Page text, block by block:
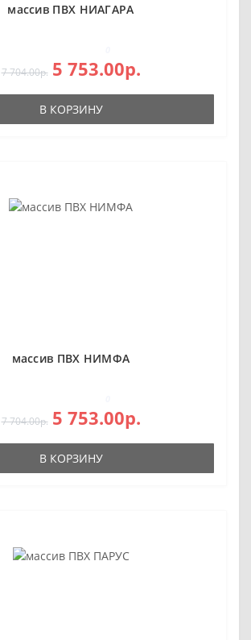
массив ПВХ НИАГАРА
7 704.00р. 5 753.00р.
В КОРЗИНУ
массив ПВХ НИМФА
7 704.00р. 5 753.00р.
В КОРЗИНУ